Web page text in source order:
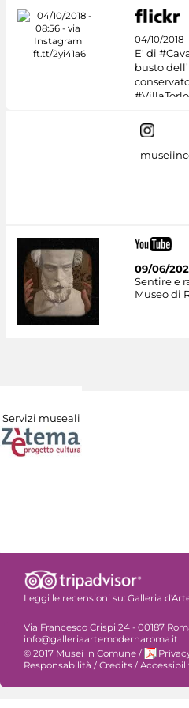
04/10/2018
E' di
busto
09/06/
Sentire e
Museo di
Servizi museali
Leggi le recensioni su: Galleria
Via Francesco Crispi 24 - 00187
info@galleriaartemodernaroma.it
© 2017 Musei in Comune /
Responsabilità / Credits /